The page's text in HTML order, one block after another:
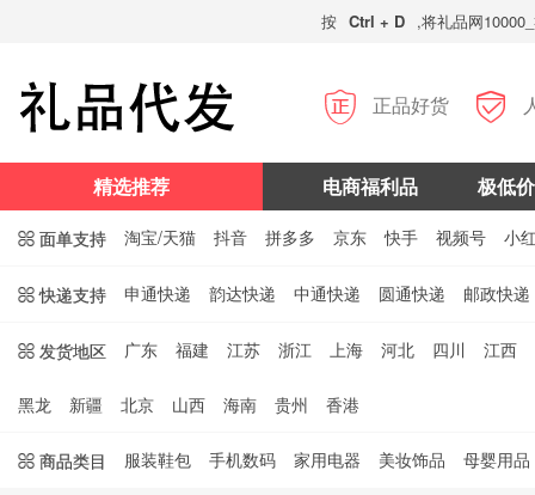
按 Ctrl + D ,将礼品网
 正品好货 
精选推荐 电商福利品 极低
 面单支持 淘宝/天猫 抖音 拼多多 京东 快手 视频号 小
 快递支持 申通快递 韵达快递 中通快递 圆通快递 邮政快递
 发货地区 广东 福建 江苏 浙江 上海 河北 四川 江西
黑龙 新疆 北京 山西 海南 贵州 香港
 商品类目 服装鞋包 手机数码 家用电器 美妆饰品 母婴用品